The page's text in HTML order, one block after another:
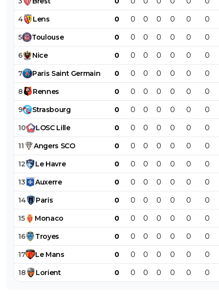
4 Lens 0 0 0 0 0 0 0
5 Toulouse 0 0 0 0 0 0 0
6 Nice 0 0 0 0 0 0 0
7 Paris Saint Germain 0 0 0 0 0 0 0
8 Rennes 0 0 0 0 0 0 0
9 Strasbourg 0 0 0 0 0 0 0
10 LOSC Lille 0 0 0 0 0 0 0
11 Angers SCO 0 0 0 0 0 0 0
12 Le Havre 0 0 0 0 0 0 0
13 Auxerre 0 0 0 0 0 0 0
14 Paris 0 0 0 0 0 0 0
15 Monaco 0 0 0 0 0 0 0
16 Troyes 0 0 0 0 0 0 0
17 Le Mans 0 0 0 0 0 0 0
18 Lorient 0 0 0 0 0 0 0